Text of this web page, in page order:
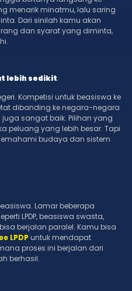
menarik minatmu, lalu saring
Dari sinilah kamu akan
dan syarat yang diminta,
lebih sedikit.
Kompetisi untuk beasiswa ke
dibanding ke negara-negara
sangat baik. Pilihan yang
peluang yang lebih besar. Tapi
budaya dan sistem
Lamar beberapa
LPDP, beasiswa swasta,
berjalan paralel. Kamu bisa
LPDP untuk mendapat
proses ini berjalan dari
berhasil.